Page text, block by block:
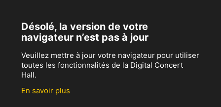
Désolé, la version de votre
navigateur n’est pas à jour
Veuillez mettre à jour votre navigateur pour utiliser
toutes les fonctionnalités de la Digital Concert
Hall.
En savoir plus